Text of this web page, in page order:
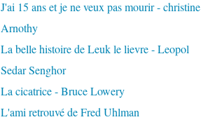
J'ai 15 ans et je ne veux pas mourir - christine
Arnothy
La belle histoire de Leuk le lievre - Leopol
Sedar Senghor
La cicatrice - Bruce Lowery
L'ami retrouvé de Fred Uhlman